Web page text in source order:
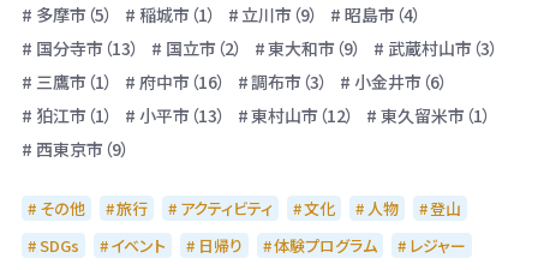
多摩市（5）
稲城市（1） 立川市（9）
昭島市（4）
国分寺市（13）
国立市（2） 東大和市（9）
武蔵村山市（3）
三鷹市（1）
府中市（16） 調布市（3）
小金井市（6）
狛江市（1）
小平市（13） 東村山市（12）
東久留米市（1）
西東京市（9）
その他 旅行 アクティビティ 文化 人物
登山
SDGs
イベント 日帰り 体験プログラム
レジャー